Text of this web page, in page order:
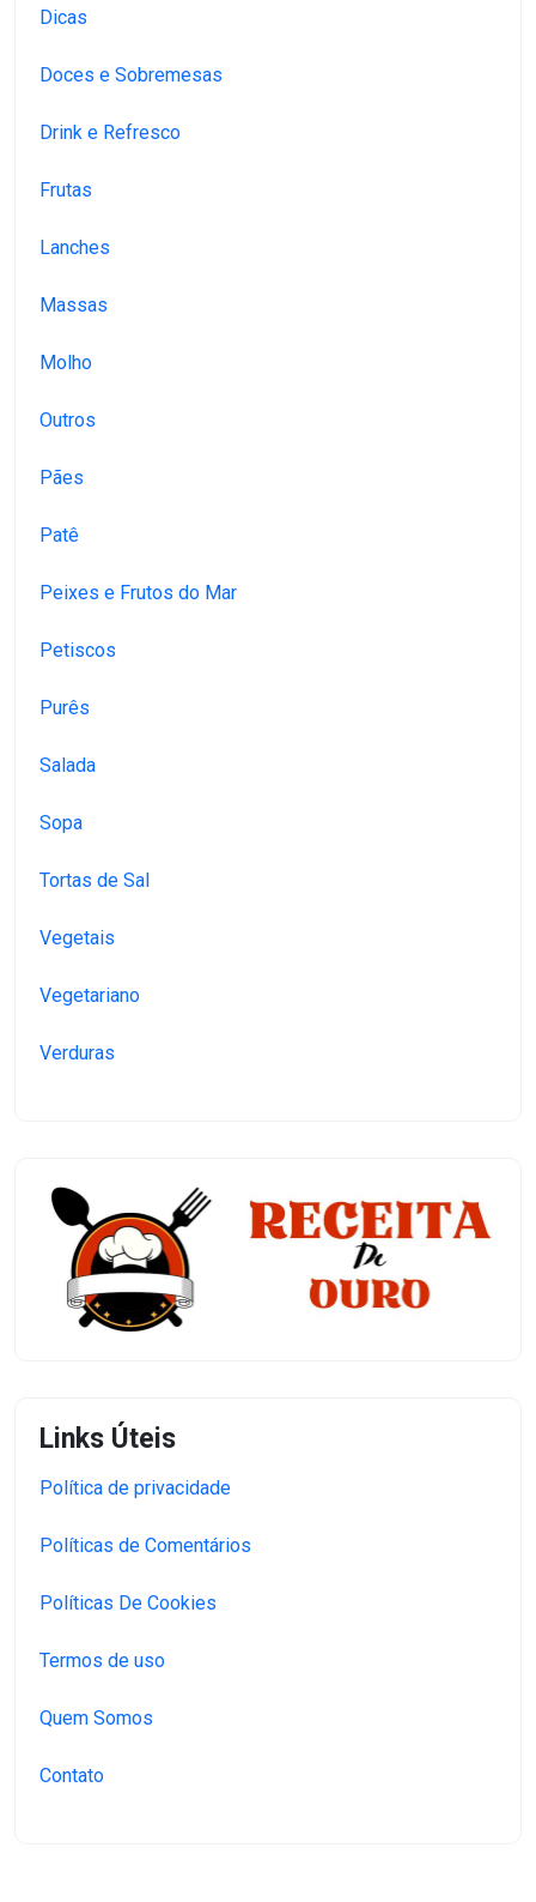
Dicas
Doces e Sobremesas
Drink e Refresco
Frutas
Lanches
Massas
Molho
Outros
Pães
Patê
Peixes e Frutos do Mar
Petiscos
Purês
Salada
Sopa
Tortas de Sal
Vegetais
Vegetariano
Verduras
Links Úteis
Política de privacidade
Políticas de Comentários
Políticas De Cookies
Termos de uso
Quem Somos
Contato